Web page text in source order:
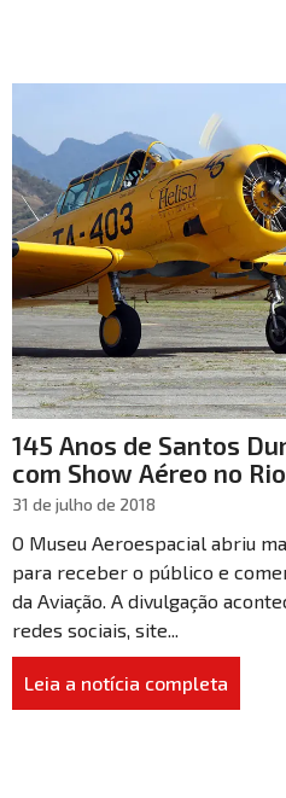
145 Anos de Santos
com Show Aéreo no
31 de julho de 2018
O Museu Aeroespacial abriu
para receber o público e
da Aviação. A divulgação
redes sociais, site...
Leia a notícia completa